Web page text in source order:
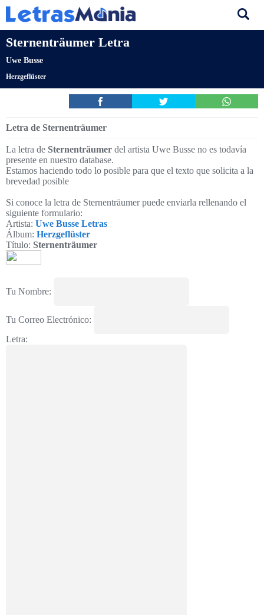
Sternenträumer Letra
Uwe Busse
Herzgeflüster
Letra de Sternenträumer
La letra de Sternenträumer del artista Uwe Busse no es todavía
presente en nuestro database.
Estamos haciendo todo lo posible para que el texto que solicita a la
brevedad posible
Si conoce la letra de Sternenträumer puede enviarla rellenando el
siguiente formulario:
Artista: Uwe Busse Letras
Álbum: Herzgeflüster
Título: Sternenträumer
Tu Nombre:
Tu Correo Electrónico:
Letra: